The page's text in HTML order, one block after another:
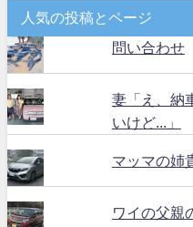
人気の投稿とページ
問い合わせ
妻「え、納
いけど...」
マッマの姉
ワイの父親